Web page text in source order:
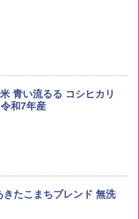
青い流るる コシヒカリ
和7年産
たこまちブレンド 無洗